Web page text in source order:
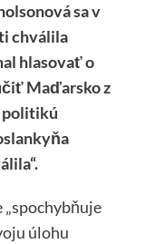
sa v
chválila
hlasovať o
Maďarsko z
politikú
„spochybňuje
úlohu